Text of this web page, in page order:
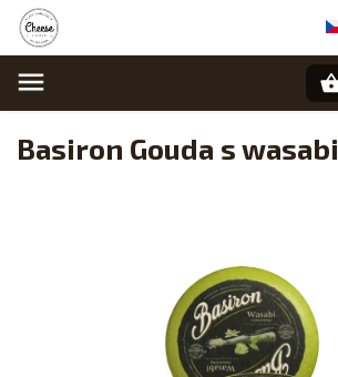
Basiron Gouda s wasabi